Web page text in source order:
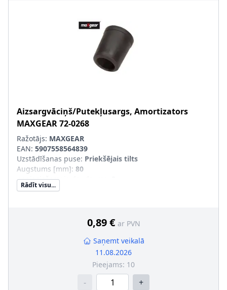
Aizsargvāciņš/Putekļusargs, Amortizators
MAXGEAR72-0268
Ražotājs: MAXGEAR
EAN: 5907558564839
Uzstādīšanas puse: Priekšējais tilts
Augstums [mm]: 80
nepieciešamais daudzums
Rādīt visu...
0,89 € ar PVN
Saņemt veikalā
11.08.2026
Pieejams: 10
- +